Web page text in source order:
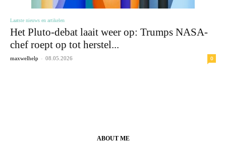
Laatste nieuws en artikelen
Het Pluto-debat laait weer op: Trumps NASA-
chef roept op tot herstel...
maxwelhelp - 08.05.2026 0
ABOUT ME